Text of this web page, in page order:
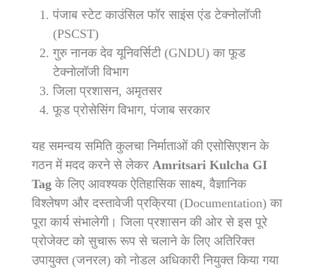
पंजाब स्टेट काउंसिल फॉर साइंस एंड टेक्नोलॉजी
(PSCST)
गुरु नानक देव यूनिवर्सिटी (GNDU) का फूड
टेक्नोलॉजी विभाग
जिला प्रशासन, अमृतसर
फूड प्रोसेसिंग विभाग, पंजाब सरकार
यह समन्वय समिति कुलचा निर्माताओं की एसोसिएशन के
गठन में मदद करने से लेकर Amritsari Kulcha GI
Tag के लिए आवश्यक ऐतिहासिक साक्ष्य, वैज्ञानिक
विश्लेषण और दस्तावेजी प्रक्रिया (Documentation) का
पूरा कार्य संभालेगी। जिला प्रशासन की ओर से इस पूरे
प्रोजेक्ट को सुचारू रूप से चलाने के लिए अतिरिक्त
उपायुक्त (जनरल) को नोडल अधिकारी नियुक्त किया गया